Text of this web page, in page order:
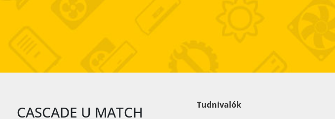
CASCADE U MATCH
Tudnivalók